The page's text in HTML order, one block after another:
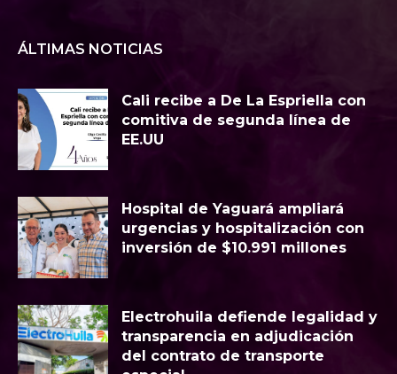
ÁLTIMAS NOTICIAS
Cali recibe a De La Espriella con
comitiva de segunda línea de
EE.UU
Hospital de Yaguará ampliará
urgencias y hospitalización con
inversión de $10.991 millones
Electrohuila defiende legalidad y
transparencia en adjudicación
del contrato de transporte